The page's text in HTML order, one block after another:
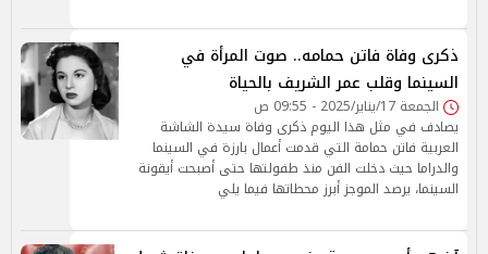
ذكرى وفاة فاتن حمامه.. صوت المرأة في
السينما وقلب عمر الشريف بالحياة
الجمعة 17/يناير/2025 - 09:55 ص
يصادف في مثل هذا اليوم ذكرى وفاة سيدة الشاشة
العربية فاتن حمامة التي قدمت أعمال بارزة في السينما
والدراما حيث دخلت الفن منذ طفولتها حتى أصبحت أيقونة
السينما، يرصد الموجز أبرز محطاتها فيما يلي